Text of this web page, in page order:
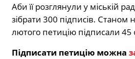
Аби її розглянули у міській
зібрати 300 підписів. Станом
лютого петицію підписали 45
Підписати петицію можна